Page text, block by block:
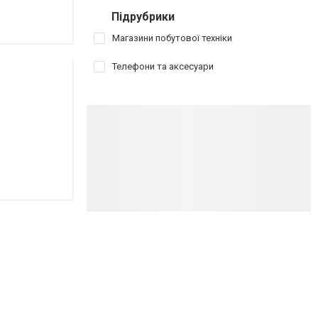
Підрубрики
Магазини побутової техніки
Телефони та аксесуари